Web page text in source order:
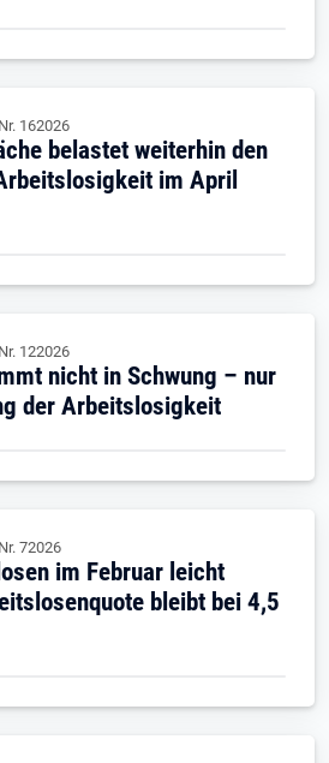
162026
belastet weiterhin den
im April
122026
nicht in Schwung – nur
der Arbeitslosigkeit
72026
im Februar leicht
bleibt bei 4,5